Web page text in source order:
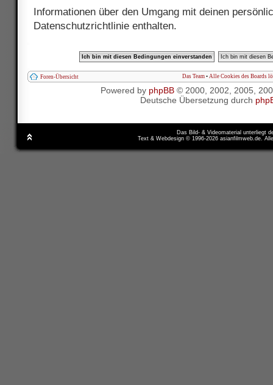
Informationen über den Umgang mit deinen
Datenschutzrichtlinie enthalten.
Foren-Übersicht Das Team • Alle Cookies des Boards
Powered by phpBB© 2000, 2002, 2005,
Deutsche Übersetzung durch
Das Bild- & Videomaterial unterliegt
Text & Webdesign © 1996-2026 asianfilmweb.de.